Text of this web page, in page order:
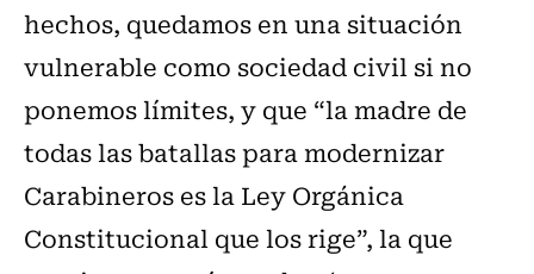
hechos, quedamos en una situación
vulnerable como sociedad civil si no
ponemos límites, y que “la madre de
todas las batallas para modernizar
Carabineros es la Ley Orgánica
Constitucional que los rige”, la que